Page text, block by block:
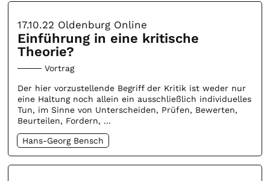
17.10.22 Oldenburg Online
Einführung in eine kritische
Theorie?
Vortrag
Der hier vorzustellende Begriff der Kritik ist weder nur
eine Haltung noch allein ein ausschließlich individuelles
Tun, im Sinne von Unterscheiden, Prüfen, Bewerten,
Beurteilen, Fordern, ...
Hans-Georg Bensch